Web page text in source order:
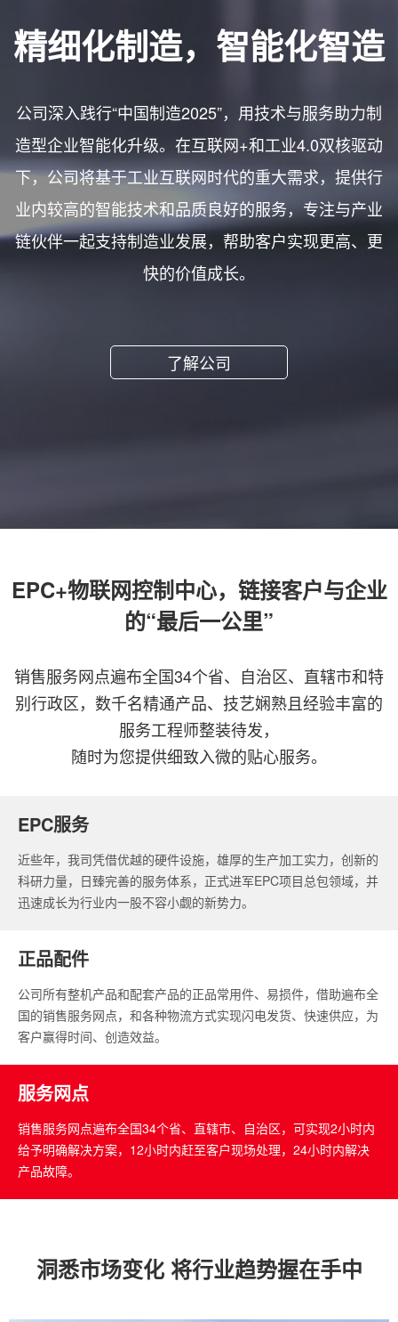
精细化制造，智能化智造
公司深入践行“中国制造2025”，用技术与服务助力制
造型企业智能化升级。在互联网+和工业4.0双核驱动
下，公司将基于工业互联网时代的重大需求，提供行
业内较高的智能技术和品质良好的服务，专注与产业
链伙伴一起支持制造业发展，帮助客户实现更高、更
快的价值成长。
了解公司
EPC+物联网控制中心，链接客户与企业
的“最后一公里”
销售服务网点遍布全国34个省、自治区、直辖市和特
别行政区，数千名精通产品、技艺娴熟且经验丰富的
服务工程师整装待发，
随时为您提供细致入微的贴心服务。
EPC服务
近些年，我司凭借优越的硬件设施，雄厚的生产加工实力，创新的
科研力量，日臻完善的服务体系，正式进军EPC项目总包领域，并
迅速成长为行业内一股不容小觑的新势力。
正品配件
公司所有整机产品和配套产品的正品常用件、易损件，借助遍布全
国的销售服务网点，和各种物流方式实现闪电发货、快速供应，为
客户赢得时间、创造效益。
服务网点
销售服务网点遍布全国34个省、直辖市、自治区，可实现2小时内
给予明确解决方案，12小时内赶至客户现场处理，24小时内解决
产品故障。
洞悉市场变化 将行业趋势握在手中